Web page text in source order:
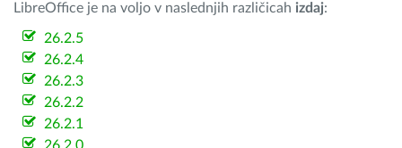
LibreOffice je na voljo v naslednjih različicah izdaj:
26.2.5
26.2.4
26.2.3
26.2.2
26.2.1